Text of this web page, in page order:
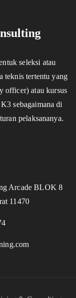
seleksi atau
teknis tertentu yang
officer) atau kursus
sebagaimana di
pelaksananya.
Arcade BLOK 8
11470